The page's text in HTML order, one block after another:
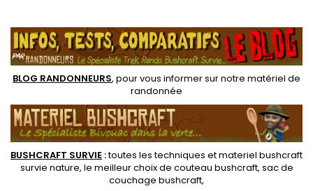
soirées en plein air et se tenir
au chaud.
quatre clips distincts.
BLOG RANDONNEURS, pour vous informer sur notre matériel de
randonnée
BUSHCRAFT SURVIE :toutes les techniques etmateriel bushcraft
survie nature, le meilleur choix de couteau bushcraft, sac de
couchage bushcraft,